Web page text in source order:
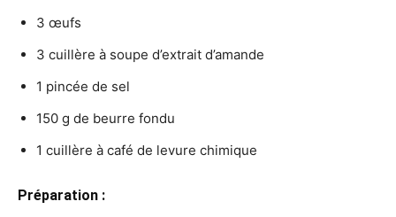
3 œufs
3 cuillère à soupe d’extrait d’amande
1 pincée de sel
150 g de beurre fondu
1 cuillère à café de levure chimique
Préparation :